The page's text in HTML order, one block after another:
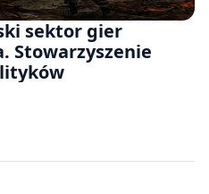
sektor gier
Stowarzyszenie